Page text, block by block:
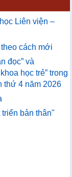
Liên viện –
cách mới
đọc” và
học trẻ” trong
thứ 4 năm 2026
bản thân"